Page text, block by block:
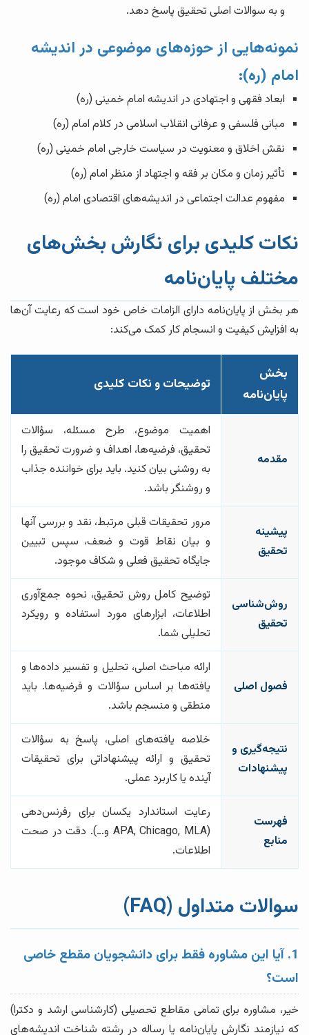
و به سوالات اصلی تحقیق پاسخ دهد.
نمونه‌هایی از حوزه‌های موضوعی در اندیشه
امام (ره):
ابعاد فقهی و اجتهادی در اندیشه امام خمینی (ره)
مبانی فلسفی و عرفانی انقلاب اسلامی در کلام امام (ره)
نقش اخلاق و معنویت در سیاست خارجی امام خمینی (ره)
تأثیر زمان و مکان بر فقه و اجتهاد از منظر امام (ره)
مفهوم عدالت اجتماعی در اندیشه‌های اقتصادی امام (ره)
نکات کلیدی برای نگارش بخش‌های
مختلف پایان‌نامه
هر بخش از پایان‌نامه دارای الزامات خاص خود است که رعایت آن‌ها
به افزایش کیفیت و انسجام کار کمک می‌کند:
بخش
پایان‌نامه
توضیحات و نکات کلیدی
مقدمه
اهمیت موضوع، طرح مسئله، سؤالات
تحقیق، فرضیه‌ها، اهداف و ضرورت تحقیق را
به روشنی بیان کنید. باید برای خواننده جذاب
و روشنگر باشد.
پیشینه
تحقیق
مرور تحقیقات قبلی مرتبط، نقد و بررسی آنها
و بیان نقاط قوت و ضعف، سپس تبیین
جایگاه تحقیق فعلی و شکاف موجود.
روش‌شناسی
تحقیق
توضیح کامل روش تحقیق، نحوه جمع‌آوری
اطلاعات، ابزارهای مورد استفاده و رویکرد
تحلیلی شما.
فصول اصلی
ارائه مباحث اصلی، تحلیل و تفسیر داده‌ها و
یافته‌ها بر اساس سؤالات و فرضیه‌ها. باید
منطقی و منسجم باشد.
نتیجه‌گیری و
پیشنهادات
خلاصه یافته‌های اصلی، پاسخ به سؤالات
تحقیق و ارائه پیشنهاداتی برای تحقیقات
آینده یا کاربرد عملی.
فهرست
منابع
رعایت استاندارد یکسان برای رفرنس‌دهی
(APA, Chicago, MLA و…). دقت در صحت
اطلاعات.
سوالات متداول (FAQ)
1. آیا این مشاوره فقط برای دانشجویان مقطع خاصی
است؟
خیر، مشاوره برای تمامی مقاطع تحصیلی (کارشناسی ارشد و دکترا)
که نیازمند نگارش پایان‌نامه یا رساله در رشته شناخت اندیشه‌های